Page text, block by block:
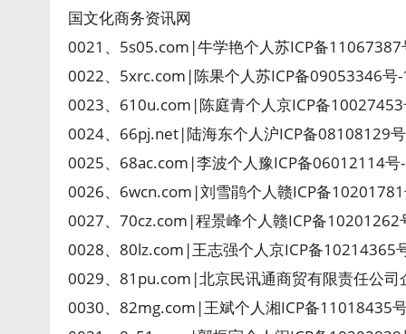
国文化商务资讯网
0021、5s05.com|牛学艳个人苏ICP备11067387
0022、5xrc.com|陈果个人苏ICP备09053346号-
0023、610u.com|陈庭青个人京ICP备
0024、66pj.net|陆海东个人沪ICP备08108129
0025、68ac.com|李波个人豫ICP备06012114号
0026、6wcn.com|刘雪鹃个人赣ICP备
0027、70cz.com|程景峰个人赣ICP备10201262
0028、80lz.com|王志强个人京ICP备10214365
0029、81pu.com|北京民讯通商贸有限责任公司
0030、82mg.com|王斌个人湘ICP备11018435